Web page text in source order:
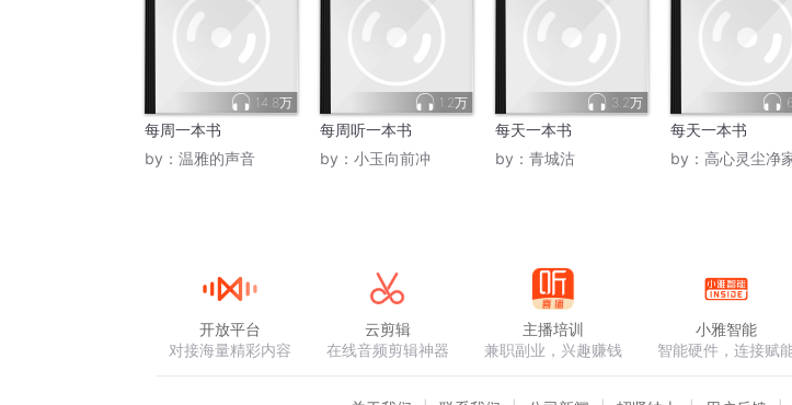
14.8万
每周一本书
by： 温雅的声音
1.2万
每周听一本书
by： 小玉向前冲
3.2万
每天一本书
by： 青城沽
每天一本书
by： 高心灵尘净家园读书
开放平台
对接海量精彩内容
云剪辑
在线音频剪辑神器
主播培训
兼职副业，兴趣赚钱
小雅智能
智能硬件，连接赋